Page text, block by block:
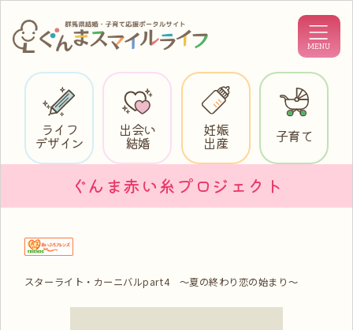
ライフ
デザイン
出会い
結婚
妊娠
出産 子育て
ぐんま赤い糸プロジェクト
スターライト・カーニバルpart4 ～夏の終わり恋の始まり～